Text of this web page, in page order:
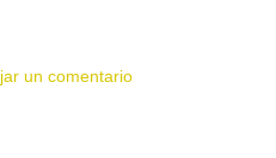
un comentario